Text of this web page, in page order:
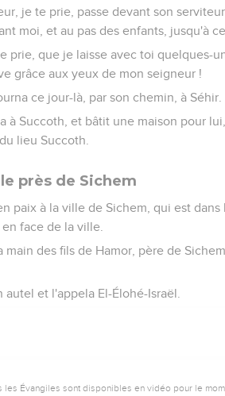
je te prie, passe devant son
moi, et au pas des enfants, jusqu'à
prie, que je laisse avec toi quelques-
grâce aux yeux de mon seigneur !
ce jour-là, par son chemin, à Séhir.
à Succoth, et bâtit une maison pour
lieu Succoth.
près de Sichem
paix à la ville de Sichem, qui est
face de la ville.
main des fils de Hamor, père de
autel et l'appela El-Élohé-Israël.
les Évangiles sont disponibles en vidéo pour le